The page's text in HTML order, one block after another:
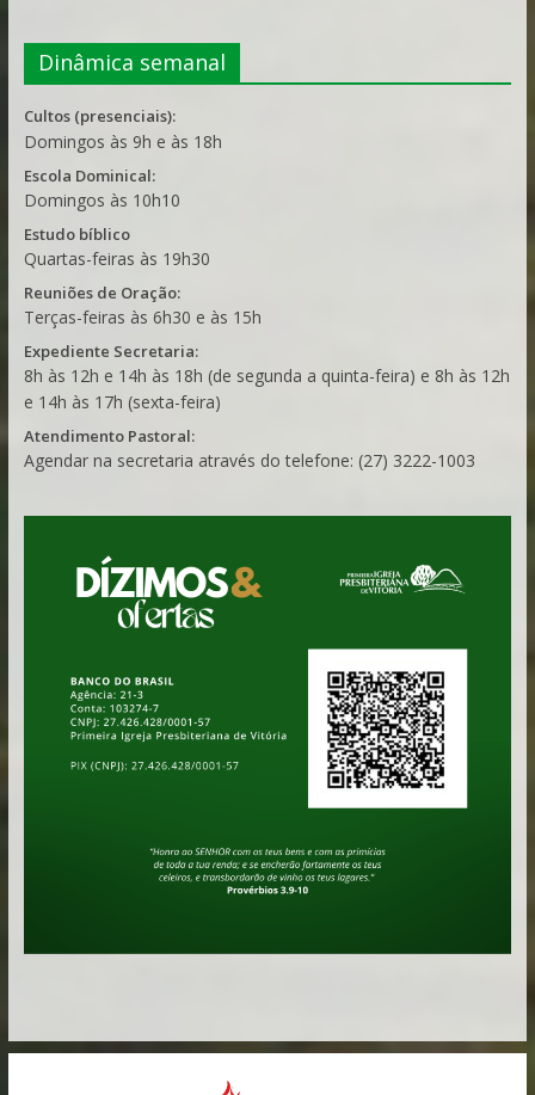
Dinâmica semanal
Cultos (presenciais):
Domingos às 9h e às 18h
Escola Dominical:
Domingos às 10h10
Estudo bíblico
Quartas-feiras às 19h30
Reuniões de Oração:
Terças-feiras às 6h30 e às 15h
Expediente Secretaria:
8h às 12h e 14h às 18h (de segunda a quinta-feira) e 8h às 12h
e 14h às 17h (sexta-feira)
Atendimento Pastoral:
Agendar na secretaria através do telefone: (27) 3222-1003